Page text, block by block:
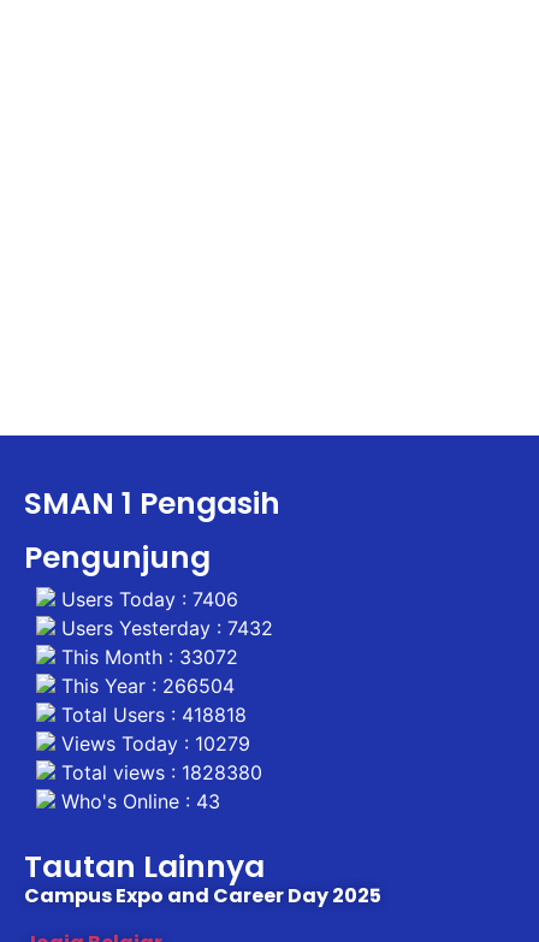
SMAN 1 Pengasih
Pengunjung
Users Today : 7406
Users Yesterday : 7432
This Month : 33072
This Year : 266504
Total Users : 418818
Views Today : 10279
Total views : 1828380
Who's Online : 43
Tautan Lainnya
Campus Expo and Career Day 2025